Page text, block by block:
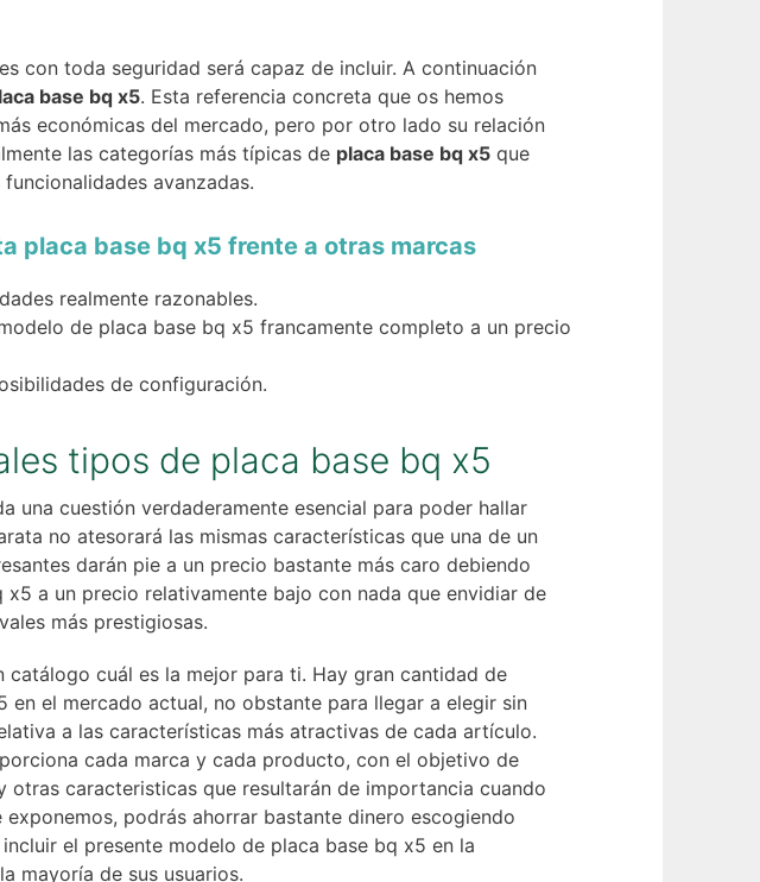
con toda seguridad será capaz de incluir. A continuación
base bq x5. Esta referencia concreta que os hemos
económicas del mercado, pero por otro lado su relación
las categorías más típicas de placa base bq x5 que
avanzadas.
placa base bq x5 frente a otras marcas
realmente razonables.
de placa base bq x5 francamente completo a un precio
de configuración.
tipos de placa base bq x5
una cuestión verdaderamente esencial para poder hallar
no atesorará las mismas características que una de un
darán pie a un precio bastante más caro debiendo
a un precio relativamente bajo con nada que envidiar de
más prestigiosas.
cuál es la mejor para ti. Hay gran cantidad de
el mercado actual, no obstante para llegar a elegir sin
a las características más atractivas de cada artículo.
cada marca y cada producto, con el objetivo de
caracteristicas que resultarán de importancia cuando
podrás ahorrar bastante dinero escogiendo
el presente modelo de placa base bq x5 en la
mayoría de sus usuarios.